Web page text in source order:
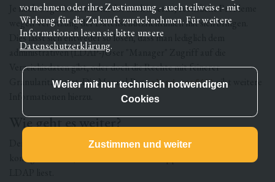
Je nach Organisation kann das auch interne, rechtliche Probleme
wegen Verletzung der Datenschutzrichtlinien mit sich bringen.
Dies lässt sich entweder so lösen, dass man lediglich dem
administrativen (LDAP-)User "Manager" Zugriff auf die
Verzeichisdaten gibt, oder doch die Rechte mit feinerer
Granularität setzt. Die Manual-Pageslapd.conf(5)gibt weitere
Wie geht es weiter?
Der nächste Teil wird sich damit beschäftigen, wie
konfigurieren ist, damit es User und Gruppen zusätzlich aus
vornehmen oder ihre Zustimmung - auch teilweise - mit
Wirkung für die Zukunft zurücknehmen. Für weitere
Informationen lesen sie bitte unsere
Datenschutzerklärung.